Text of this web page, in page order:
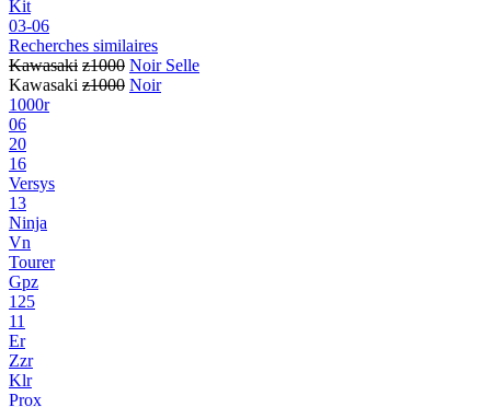
Kit
03-06
Recherches similaires
Kawasaki z1000 Noir Selle
Kawasaki z1000 Noir
1000r
06
20
16
Versys
13
Ninja
Vn
Tourer
Gpz
125
11
Er
Zzr
Klr
Prox